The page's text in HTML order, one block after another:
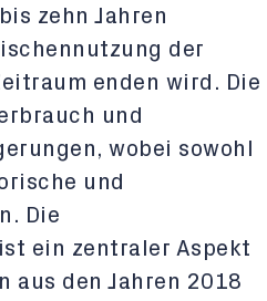
zehn Jahren
der
enden wird. Die
und
wobei sowohl
und
Die
ein zentraler Aspekt
aus den Jahren 2018